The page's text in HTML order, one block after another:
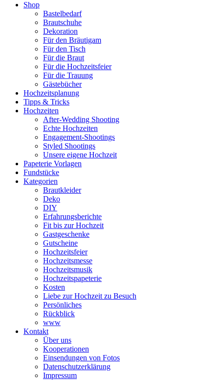
Shop
Bastelbedarf
Brautschuhe
Dekoration
Für den Bräutigam
Für den Tisch
Für die Braut
Für die Hochzeitsfeier
Für die Trauung
Gästebücher
Hochzeitsplanung
Tipps & Tricks
Hochzeiten
After-Wedding Shooting
Echte Hochzeiten
Engagement-Shootings
Styled Shootings
Unsere eigene Hochzeit
Papeterie Vorlagen
Fundstücke
Kategorien
Brautkleider
Deko
DIY
Erfahrungsberichte
Fit bis zur Hochzeit
Gastgeschenke
Gutscheine
Hochzeitsfeier
Hochzeitsmesse
Hochzeitsmusik
Hochzeitspapeterie
Kosten
Liebe zur Hochzeit zu Besuch
Persönliches
Rückblick
www
Kontakt
Über uns
Kooperationen
Einsendungen von Fotos
Datenschutzerklärung
Impressum